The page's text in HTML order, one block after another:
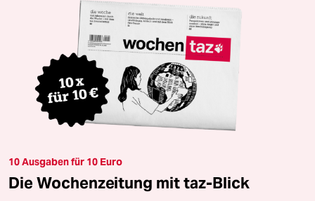
10 Ausgaben für 10 Euro
Die Wochenzeitung mit taz-Blick